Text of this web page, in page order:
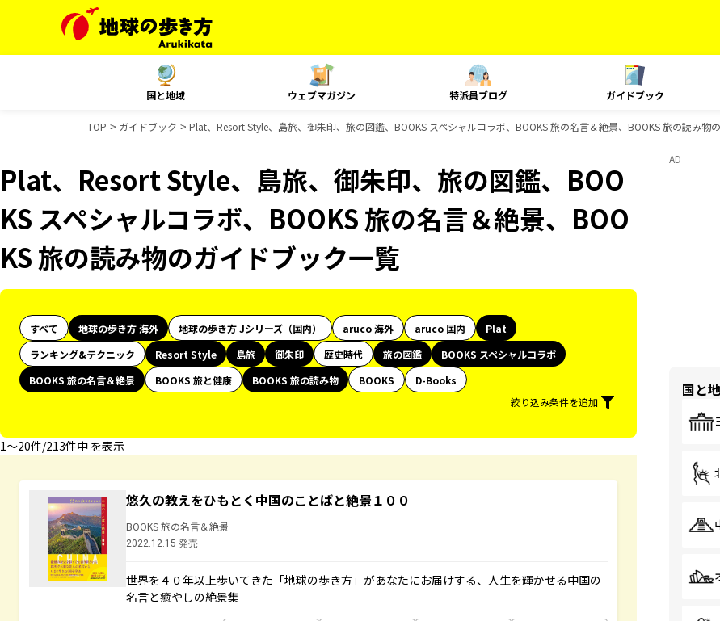
国と地域 ウェブマガジン 特派員ブログ ガイドブック
TOP ガイドブック Plat、Resort Style、島旅、御朱印、旅の図鑑、BOOKS スペシャルコラボ、BOOKS 旅の名言＆絶景、BOOKS 旅の読み物
Plat、Resort Style、島旅、御朱印、旅の図鑑、BOO
KS スペシャルコラボ、BOOKS 旅の名言＆絶景、BOO
KS 旅の読み物のガイドブック一覧
すべて 地球の歩き方 海外 地球の歩き方 Jシリーズ（国内） aruco 海外 aruco 国内
Plat
ランキング&テクニック
Resort Style 島旅 御朱印 歴史時代 旅の図鑑
BOOKS スペシャルコラボ
BOOKS 旅の名言＆絶景
BOOKS 旅と健康 BOOKS 旅の読み物 BOOKS
D-Books
絞り込み条件を追加
1〜20件/213件中 を表示
悠久の教えをひもとく中国のことばと絶景１００
BOOKS 旅の名言＆絶景
2022.12.15 発売
世界を４０年以上歩いてきた「地球の歩き方」があなたにお届けする、人生を輝かせる中国の
名言と癒やしの絶景集
AD
国と